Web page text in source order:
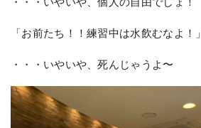
「お前たち！！練習中は水飲むなよ！」
・・・いやいや、死んじゃうよ〜